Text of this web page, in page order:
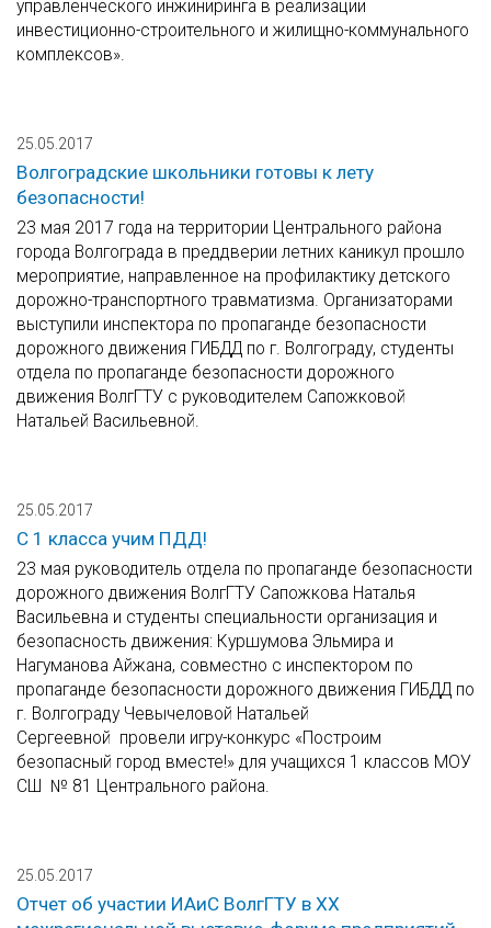
управленческого инжиниринга в реализации
инвестиционно-строительного и жилищно-коммунального
комплексов».
25.05.2017
Волгоградские школьники готовы к лету
безопасности!
23 мая 2017 года на территории Центрального района
города Волгограда в преддверии летних каникул прошло
мероприятие, направленное на профилактику детского
дорожно-транспортного травматизма. Организаторами
выступили инспектора по пропаганде безопасности
дорожного движения ГИБДД по г. Волгограду, студенты
отдела по пропаганде безопасности дорожного
движения ВолгГТУ с руководителем Сапожковой
Натальей Васильевной.
25.05.2017
С 1 класса учим ПДД!
23 мая руководитель отдела по пропаганде безопасности
дорожного движения ВолгГТУ Сапожкова Наталья
Васильевна и студенты специальности организация и
безопасность движения: Куршумова Эльмира и
Нагуманова Айжана, совместно с инспектором по
пропаганде безопасности дорожного движения ГИБДД по
г. Волгограду Чевычеловой Натальей
Сергеевной провели игру-конкурс «Построим
безопасный город вместе!» для учащихся 1 классов МОУ
СШ № 81 Центрального района.
25.05.2017
Отчет об участии ИАиС ВолгГТУ в XX